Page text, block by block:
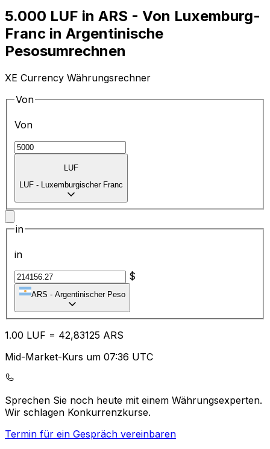
5.000 LUF in ARS - Von Luxemburg-
Franc in Argentinische
Pesosumrechnen
XE Currency Währungsrechner
Von
Von
LUF
LUF - Luxemburgischer Franc
in
in
$
ARS - Argentinischer Peso
1.00 LUF = 42,83125 ARS
Mid-Market-Kurs um 07:36 UTC
Sprechen Sie noch heute mit einem Währungsexperten.
Wir schlagen Konkurrenzkurse.
Termin für ein Gespräch vereinbaren